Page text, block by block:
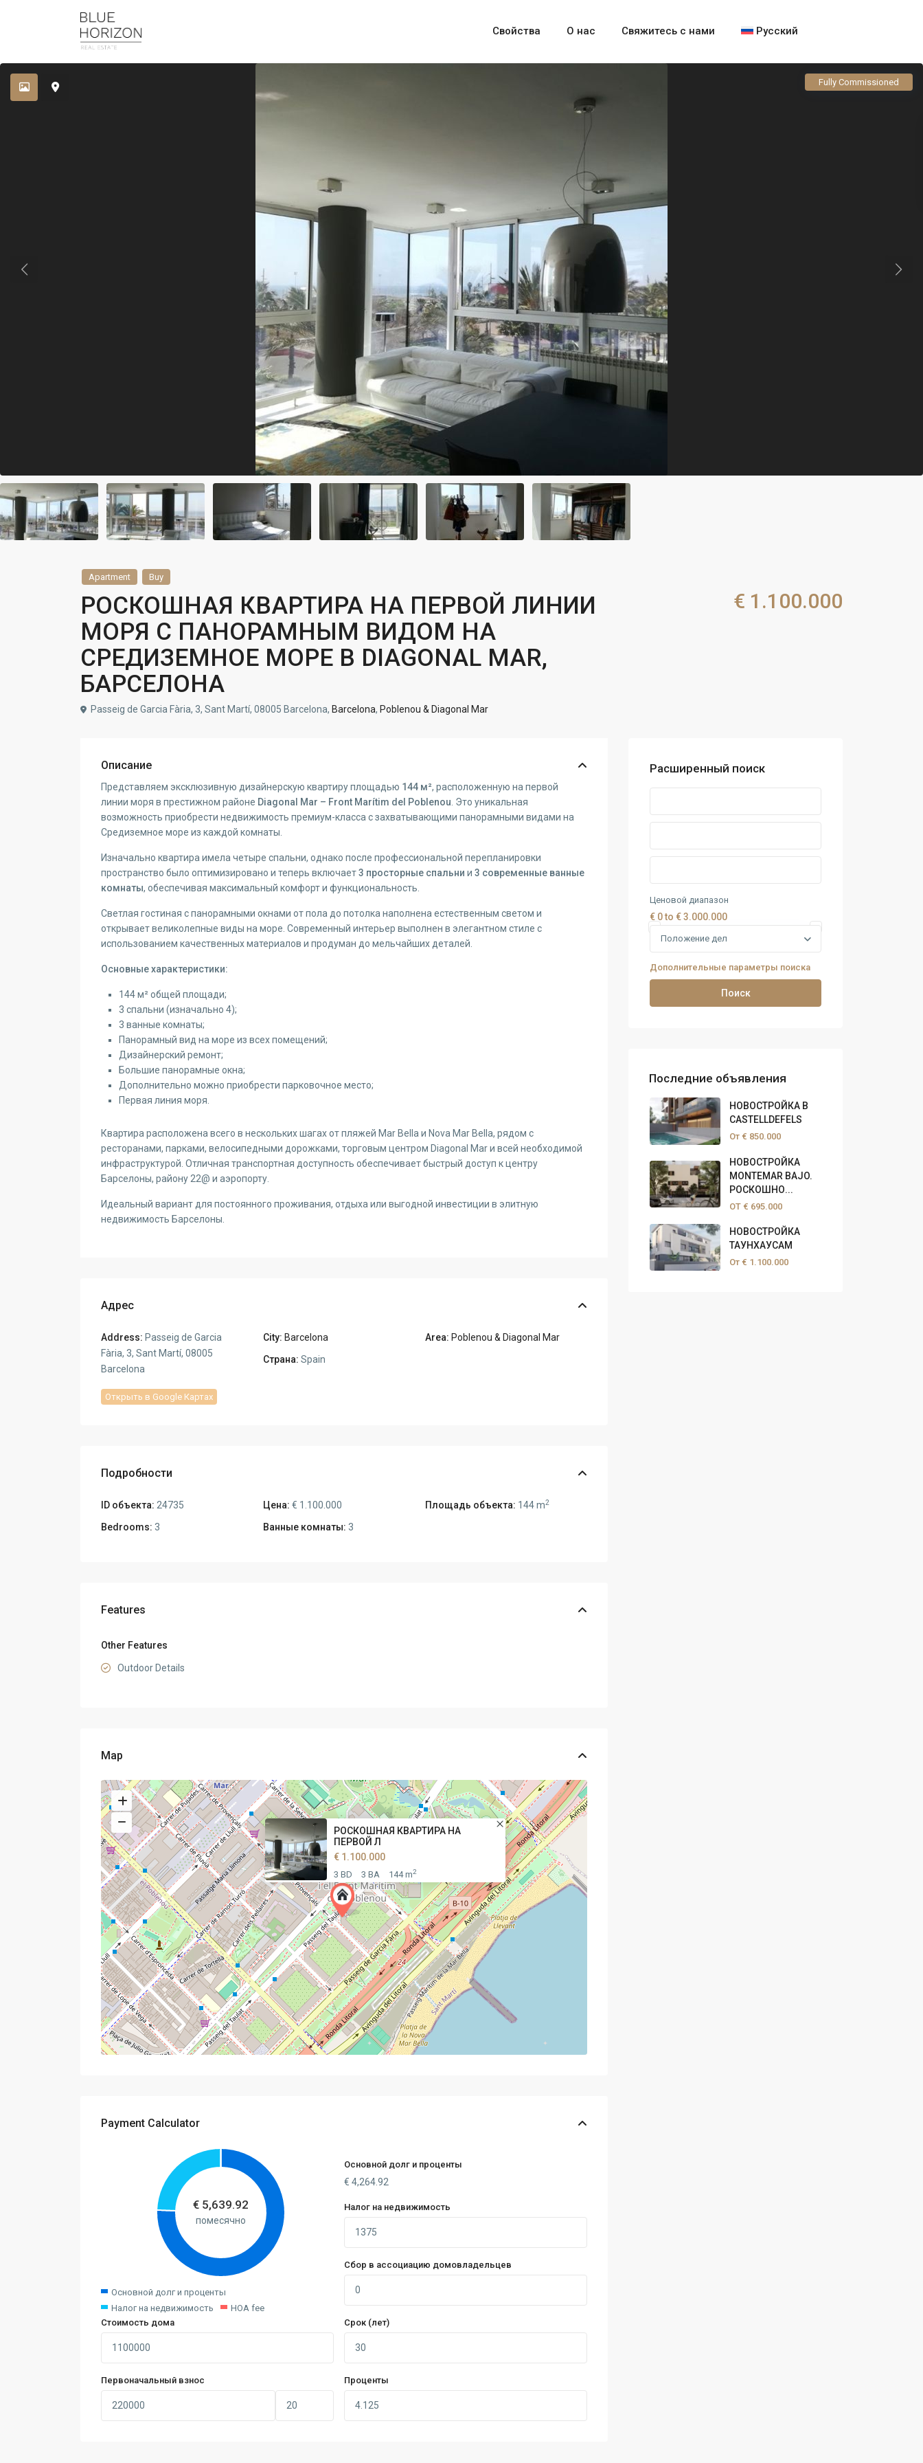
Свойства О нас Свяжитесь с нами Русский
Fully Commissioned
Apartment Buy
РОСКОШНАЯ КВАРТИРА НА ПЕРВОЙ ЛИНИИ
МОРЯ С ПАНОРАМНЫМ ВИДОМ НА
СРЕДИЗЕМНОЕ МОРЕ В DIAGONAL MAR,
БАРСЕЛОНА
€ 1.100.000
Passeig de Garcia Fària, 3, Sant Martí, 08005 Barcelona, Barcelona, Poblenou & Diagonal Mar
Описание
Представляем эксклюзивную дизайнерскую квартиру площадью 144 м², расположенную на первой
линии моря в престижном районе Diagonal Mar – Front Marítim del Poblenou . Это уникальная
возможность приобрести недвижимость премиум-класса с захватывающими панорамными видами на
Средиземное море из каждой комнаты.
Изначально квартира имела четыре спальни, однако после профессиональной перепланировки
пространство было оптимизировано и теперь включает3 просторные спальни и 3 современные ванные
комнаты, обеспечивая максимальный комфорт и функциональность.
Светлая гостиная с панорамными окнами от пола до потолка наполнена естественным светом и
открывает великолепные виды на море. Современный интерьер выполнен в элегантном стиле с
использованием качественных материалов и продуман до мельчайших деталей.
Основные характеристики:
144 м² общей площади;
3 спальни (изначально 4);
3 ванные комнаты;
Панорамный вид на море из всех помещений;
Дизайнерский ремонт;
Большие панорамные окна;
Дополнительно можно приобрести парковочное место;
Первая линия моря.
Квартира расположена всего в нескольких шагах от пляжей Mar Bella и Nova Mar Bella, рядом с
ресторанами, парками, велосипедными дорожками, торговым центром Diagonal Mar и всей необходимой
инфраструктурой. Отличная транспортная доступность обеспечивает быстрый доступ к центру
Барселоны, району 22@ и аэропорту.
Идеальный вариант для постоянного проживания, отдыха или выгодной инвестиции в элитную
недвижимость Барселоны.
Адрес
Address: Passeig de Garcia
Fària, 3, Sant Martí, 08005
Barcelona
City: Barcelona Area: Poblenou & Diagonal Mar
Страна: Spain
Открыть в Google Картах
Подробности
ID объекта: 24735 Цена: € 1.100.000 Площадь объекта: 144 m2
Bedrooms: 3 Ванные комнаты: 3
Features
Other Features
Outdoor Details
Map
РОСКОШНАЯ КВАРТИРА НА
ПЕРВОЙ Л
€ 1.100.000
3 BD 3 BA 144 m2
Payment Calculator
€ 5,639.92
помесячно
Основной долг и проценты
Налог на недвижимость
HOA fee
Основной долг и проценты
€ 4,264.92
Налог на недвижимость
Сбор в ассоциацию домовладельцев
Стоимость дома
Первоначальный взнос
Срок (лет)
Проценты
Расширенный поиск
Ценовой диапазон
€ 0 to € 3.000.000
Положение дел
Дополнительные параметры поиска
Поиск
Последние объявления
НОВОСТРОЙКА В
CASTELLDEFELS
От€ 850.000
НОВОСТРОЙКА
MONTEMAR BAJO.
РОСКОШНО...
ОТ€ 695.000
НОВОСТРОЙКА
ТАУНХАУСАМ
От€ 1.100.000